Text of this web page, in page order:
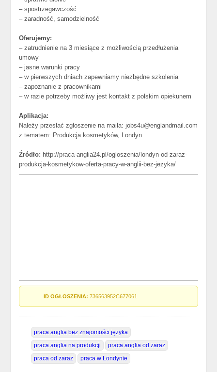
– spostrzegawczość
– zaradność, samodzielność
Oferujemy:
– zatrudnienie na 3 miesiące z możliwością przedłużenia
umowy
– jasne warunki pracy
– w pierwszych dniach zapewniamy niezbędne szkolenia
– zapoznanie z pracownikami
– w razie potrzeby możliwy jest kontakt z polskim opiekunem
Aplikacja:
Należy przesłać zgłoszenie na maila: jobs4u@englandmail.com
z tematem: Produkcja kosmetyków, Londyn.
Źródło: http://praca-anglia24.pl/ogloszenia/londyn-od-zaraz-
produkcja-kosmetykow-oferta-pracy-w-anglii-bez-jezyka/
ID OGŁOSZENIA: 736563952C677061
praca anglia bez znajomości języka
praca anglia na produkcji
praca anglia od zaraz
praca od zaraz
praca w Londynie